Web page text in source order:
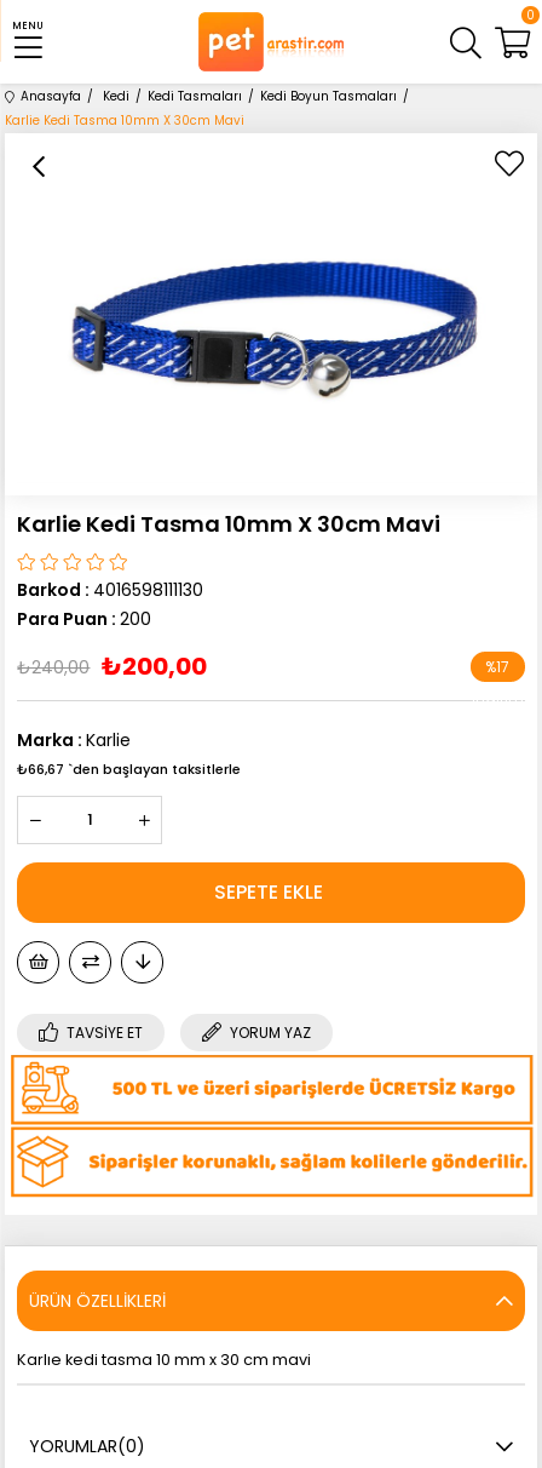
MENU
0
Anasayfa Kedi Kedi Tasmaları
Kedi Boyun Tasmaları
Karlie Kedi Tasma 10mm X 30cm Mavi
Karlie Kedi Tasma 10mm X 30cm Mavi
Barkod : 4016598111130
Para Puan : 200
₺240,00 ₺200,00 %17
İndirim
Marka : Karlie
₺66,67 `den başlayan taksitlerle
TAVSIYE ET YORUM YAZ
ÜRÜN ÖZELLIKLERI
Karlıe kedi tasma 10 mm x 30 cm mavi
YORUMLAR(0)